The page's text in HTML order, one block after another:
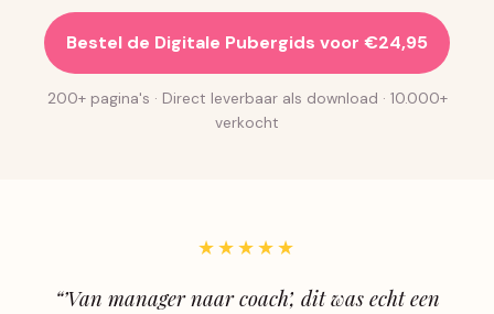
Bestel de Digitale Pubergids voor €24,95
200+ pagina's · Direct leverbaar als download · 10.000+
verkocht
★★★★★
“’Van manager naar coach’, dit was echt een